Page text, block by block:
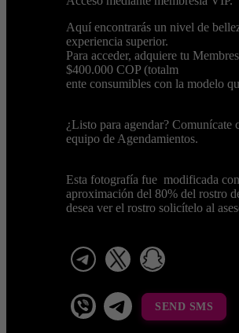
Aquí encontrarás un nivel de
experiencia superior.
Para acceder, adquiere tu
$400.000 COP (totalm
ente consumibles con la modelo
¿Listo para agendar? Comunícate
equipo de Agendamientos.
Esta fotografía fue modificada
aproximación del 80% del rostro
desea ver el rostro solicítelo al
telegram
viber Telegram La Celestina
SEND SMS